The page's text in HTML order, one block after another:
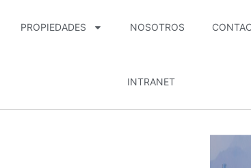
PROPIEDADES NOSOTROS
INTRANET